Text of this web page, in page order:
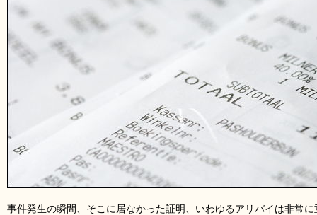
事件発生の瞬間、そこに居なかった証明、いわゆるアリバイは非常